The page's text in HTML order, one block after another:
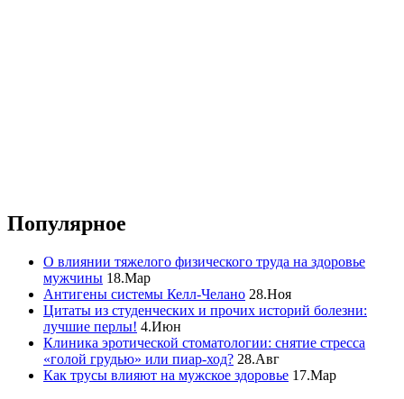
Популярное
О влиянии тяжелого физического труда на здоровье
мужчины 18.Мар
Антигены системы Келл-Челано 28.Ноя
Цитаты из студенческих и прочих историй болезни:
лучшие перлы! 4.Июн
Клиника эротической стоматологии: снятие стресса
«голой грудью» или пиар-ход? 28.Авг
Как трусы влияют на мужское здоровье 17.Мар